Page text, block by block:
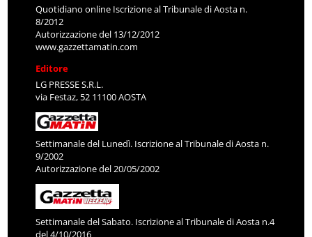
Quotidiano online Iscrizione al Tribunale di Aosta n.
8/2012
Autorizzazione del 13/12/2012
www.gazzettamatin.com
Editore
LG PRESSE S.R.L.
via Festaz, 52 11100 AOSTA
Settimanale del Lunedì. Iscrizione al Tribunale di Aosta n.
9/2002
Autorizzazione del 20/05/2002
Settimanale del Sabato. Iscrizione al Tribunale di Aosta n.4
del 4/10/2016